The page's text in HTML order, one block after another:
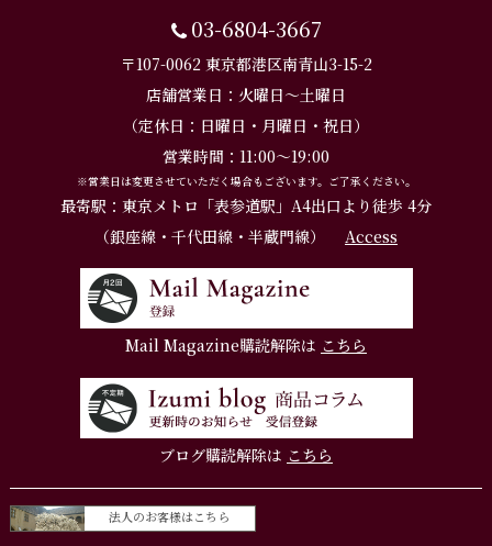
03-6804-3667
〒107-0062 東京都港区南青山3-15-2
店舗営業日：火曜日～土曜日
（定休日：日曜日・月曜日・祝日）
営業時間：11:00～19:00
※営業日は変更させていただく場合もございます。ご了承ください。
最寄駅：東京メトロ「表参道駅」A4出口より徒歩 4分
（銀座線・千代田線・半蔵門線）
Access
Mail Magazine購読解除は こちら
ブログ購読解除は こちら
法人のお客様はこちら